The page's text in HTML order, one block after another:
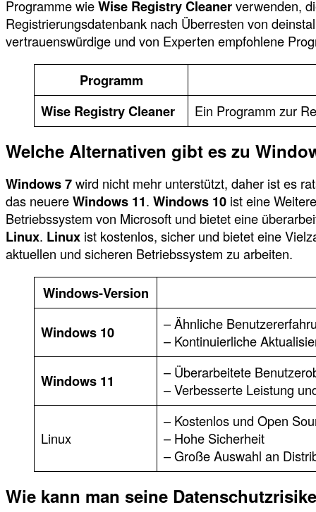
Programme wieWise Registry Cleanerverwenden,
Registrierungsdatenbank nach Überresten von
vertrauenswürdige und von Experten empfohlene
Programm
Wise Registry Cleaner
Ein Programm zur
Welche Alternativen gibt es zu
Windows 7wird nicht mehr unterstützt, daher ist es
das neuereWindows 11. Windows 10 ist eine
Betriebssystem von Microsoft und bietet eine
Linux. Linux ist kostenlos, sicher und bietet eine
aktuellen und sicheren Betriebssystem zu arbeiten.
Windows-Version
Windows 10
– Ähnliche
– Kontinuierliche
Windows 11
– Überarbeitete
– Verbesserte Leistung
Linux
– Kostenlos und Open
– Hohe Sicherheit
– Große Auswahl an
Wie kann man seine